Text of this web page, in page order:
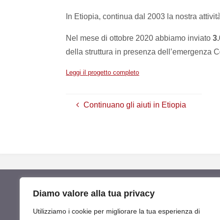
Diamo valore alla tua privacy
Utilizziamo i cookie per migliorare la tua esperienza di
In Etiopia, continua dal 2003 la nostra
Nel mese di ottobre 2020 abbiamo inviato
della struttura in presenza dell’emergenza
Leggi il progetto completo
Continuano gli aiuti in Etiopia